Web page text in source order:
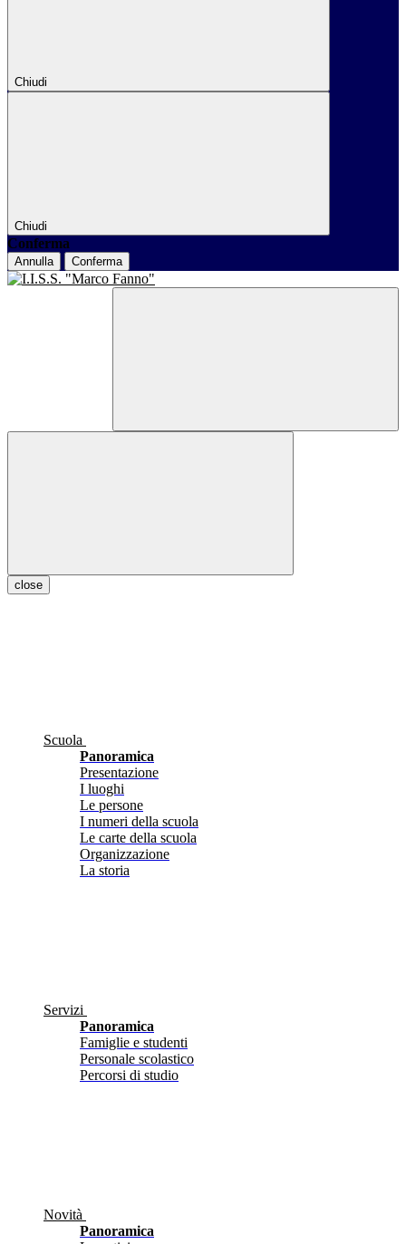
Chiudi
Chiudi
Conferma
Annulla Conferma
close
Scuola
Panoramica
Presentazione
I luoghi
Le persone
I numeri della scuola
Le carte della scuola
Organizzazione
La storia
Servizi
Panoramica
Famiglie e studenti
Personale scolastico
Percorsi di studio
Novità
Panoramica